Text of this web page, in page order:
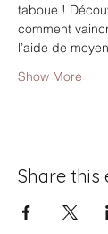
taboue !
comment
l’aide de
Show More
Share this